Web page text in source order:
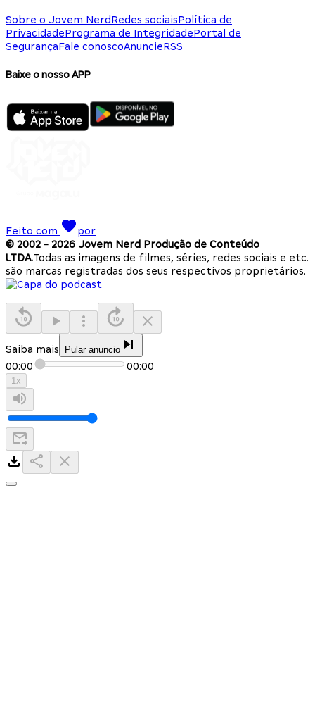
Sobre o Jovem NerdRedes sociaisPolítica de
PrivacidadePrograma de IntegridadePortal de
SegurançaFale conoscoAnuncieRSS
Baixe o nosso APP
Feito com
por
© 2002 - 2026 Jovem Nerd Produção de Conteúdo
LTDA.Todas as imagens de filmes, séries, redes sociais e etc.
são marcas registradas dos seus respectivos proprietários.
Saiba mais Pular anuncio
00:00 00:00
1x